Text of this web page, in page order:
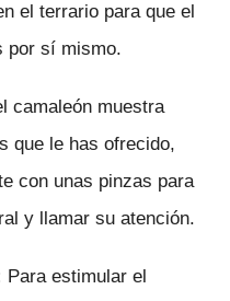
el terrario para que el
por sí mismo.
camaleón muestra
que le has ofrecido,
con unas pinzas para
y llamar su atención.
Para estimular el